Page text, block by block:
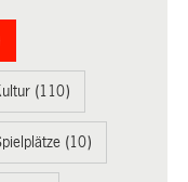
(110)
(10)